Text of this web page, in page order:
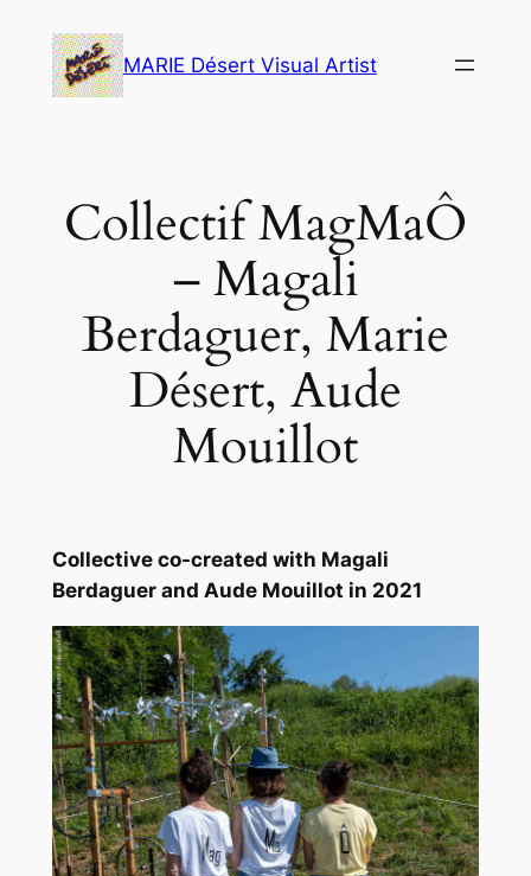
content
MARIE Désert Visual Artist
Collectif MagMaÔ
– Magali
Berdaguer, Marie
Désert, Aude
Mouillot
Collective co-created with Magali
Berdaguer and Aude Mouillot in 2021